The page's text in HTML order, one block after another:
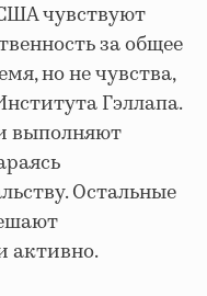
чувствуют
за общее
но не чувства,
Гэллапа.
выполняют
Остальные
активно.